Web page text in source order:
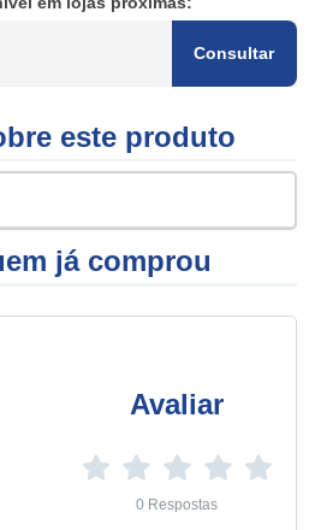
Consultar
este produto
já comprou
Avaliar
0 Respostas